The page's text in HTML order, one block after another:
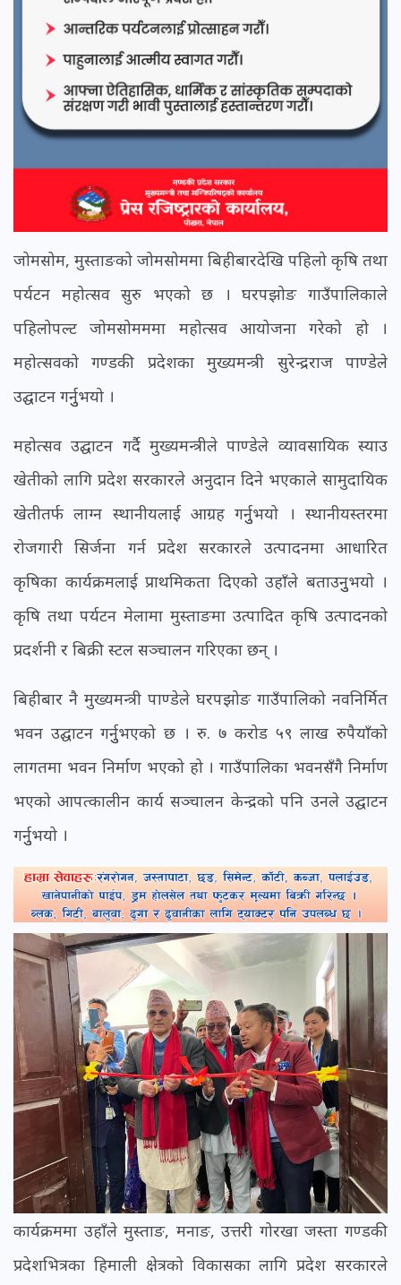
जोमसोम, मुस्ताङको जोमसोममा बिहीबारदेखि पहिलो कृषि तथा
पर्यटन महोत्सव सुरु भएको छ । घरपझोङ गाउँपालिकाले
पहिलोपल्ट जोमसोमममा महोत्सव आयोजना गरेको हो ।
महोत्सवको गण्डकी प्रदेशका मुख्यमन्त्री सुरेन्द्रराज पाण्डेले
उद्घाटन गर्नुुभयो ।
महोत्सव उद्घाटन गर्दै मुख्यमन्त्रीले पाण्डेले व्यावसायिक स्याउ
खेतीको लागि प्रदेश सरकारले अनुदान दिने भएकाले सामुदायिक
खेतीतर्फ लाग्न स्थानीयलाई आग्रह गर्नुुभयो । स्थानीयस्तरमा
रोजगारी सिर्जना गर्न प्रदेश सरकारले उत्पादनमा आधारित
कृषिका कार्यक्रमलाई प्राथमिकता दिएको उहाँले बताउनुुभयो ।
कृषि तथा पर्यटन मेलामा मुस्ताङमा उत्पादित कृषि उत्पादनको
प्रदर्शनी र बिक्री स्टल सञ्चालन गरिएका छन् ।
बिहीबार नै मुख्यमन्त्री पाण्डेले घरपझोङ गाउँपालिको नवनिर्मित
भवन उद्घाटन गर्नुुभएको छ । रु. ७ करोड ५९ लाख रुपैयाँको
लागतमा भवन निर्माण भएको हो । गाउँपालिका भवनसँगै निर्माण
भएको आपत्कालीन कार्य सञ्चालन केन्द्रको पनि उनले उद्घाटन
गर्नुुभयो ।
कार्यक्रममा उहाँले मुस्ताङ, मनाङ, उत्तरी गोरखा जस्ता गण्डकी
प्रदेशभित्रका हिमाली क्षेत्रको विकासका लागि प्रदेश सरकारले